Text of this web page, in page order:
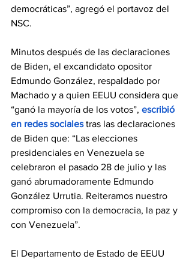
democráticas”, agregó el portavoz del
NSC.
Minutos después de las declaraciones
de Biden, el excandidato opositor
Edmundo González, respaldado por
Machado y a quien EEUU considera que
“ganó la mayoría de los votos”, escribió
en redes sociales tras las declaraciones
de Biden que: “Las elecciones
presidenciales en Venezuela se
celebraron el pasado 28 de julio y las
ganó abrumadoramente Edmundo
González Urrutia. Reiteramos nuestro
compromiso con la democracia, la paz y
con Venezuela”.
El Departamento de Estado de EEUU